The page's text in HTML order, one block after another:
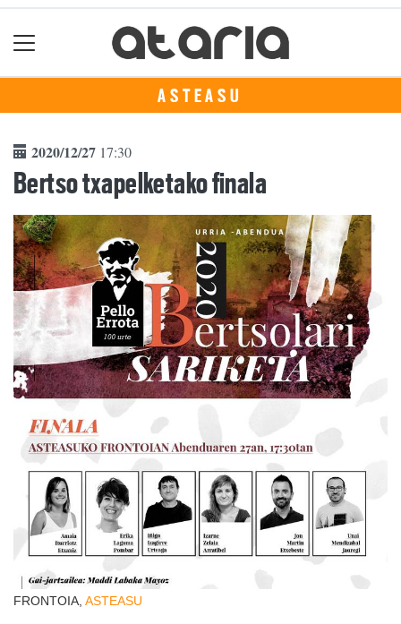
ASTEASU
2020/12/27 17:30
Bertso txapelketako finala
FRONTOIA, ASTEASU